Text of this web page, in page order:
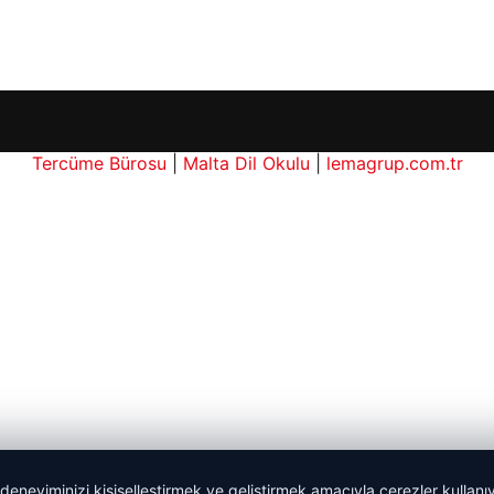
kişiselleştirmek ve geliştirmek amacıyla çerezler
Tercüme Bürosu Malta Dil Okulu
lemagrup.com.tr